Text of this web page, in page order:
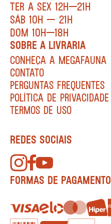
TER A SEX 12H—21H
SÁB 10H — 21H
DOM 10H—18H
SOBRE A LIVRARIA
CONHEÇA A MEGAFAUNA
CONTATO
PERGUNTAS FREQUENTES
POLÍTICA DE PRIVACIDADE
TERMOS DE USO
REDES SOCIAIS
FORMAS DE PAGAMENTO